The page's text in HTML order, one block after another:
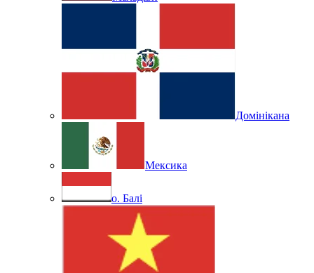
Домінікана
Мексика
о. Балі